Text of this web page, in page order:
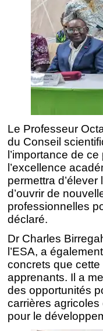
Le Professeur
du Conseil
l’importance de
l’excellence
permettra
d’ouvrir de
professionnelles
déclaré.
Dr Charles
l’ESA, a
concrets que
apprenants. Il a
des opportunités
carrières
pour le